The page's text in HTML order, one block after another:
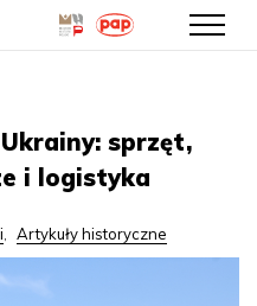
sprzęt,
i logistyka
, Artykuły historyczne